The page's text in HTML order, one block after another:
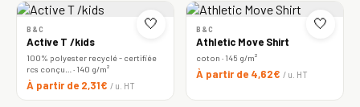
🤍
B&C
Active T /kids
100% polyester recyclé - certifiée
rcs conçu… · 140 g/m²
À partir de 2,31€ / u. HT
🤍
B&C
Athletic Move Shirt
coton · 145 g/m²
À partir de 4,62€ / u. HT